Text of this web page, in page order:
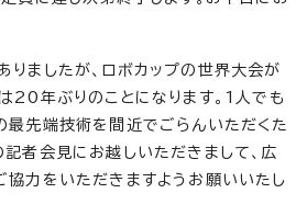
りましたが、ロボカップの世界大会が
20年ぶりのことになります。1人でも
最先端技術を間近でごらんいただくた
記者会見にお越しいただきまして、広
協力をいただきますようお願いいたし